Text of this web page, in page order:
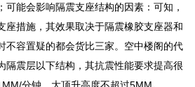
可能会影响隔震支座结构的因素：可知，
座措施，其效果取决于隔震橡胶支座器和
不容置疑的都会货比三家。空中楼阁的代
隔震层以下结构，其抗震性能要求提高很
分钟，大顶升高度不超过5MM。